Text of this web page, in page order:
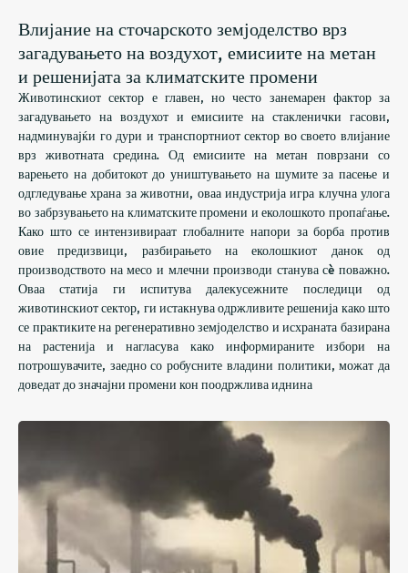
Влијание на сточарското земјоделство врз
загадувањето на воздухот, емисиите на метан
и решенијата за климатските промени
Животинскиот сектор е главен, но често занемарен фактор за
загадувањето на воздухот и емисиите на стакленички гасови,
надминувајќи го дури и транспортниот сектор во своето влијание
врз животната средина. Од емисиите на метан поврзани со
варењето на добитокот до уништувањето на шумите за пасење и
одгледување храна за животни, оваа индустрија игра клучна улога
во забрзувањето на климатските промени и еколошкото пропаѓање.
Како што се интензивираат глобалните напори за борба против
овие предизвици, разбирањето на еколошкиот данок од
производството на месо и млечни производи станува сè поважно.
Оваа статија ги испитува далекусежните последици од
животинскиот сектор, ги истакнува одржливите решенија како што
се практиките на регенеративно земјоделство и исхраната базирана
на растенија и нагласува како информираните избори на
потрошувачите, заедно со робусните владини политики, можат да
доведат до значајни промени кон поодржлива иднина